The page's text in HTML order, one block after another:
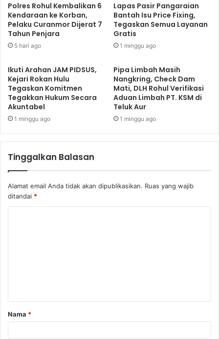
Polres Rohul Kembalikan 6
Kendaraan ke Korban,
Pelaku Curanmor Dijerat 7
Tahun Penjara
5 hari ago
Lapas Pasir Pangaraian
Bantah Isu Price Fixing,
Tegaskan Semua Layanan
Gratis
1 minggu ago
Ikuti Arahan JAM PIDSUS,
Kejari Rokan Hulu
Tegaskan Komitmen
Tegakkan Hukum Secara
Akuntabel
1 minggu ago
Pipa Limbah Masih
Nangkring, Check Dam
Mati, DLH Rohul Verifikasi
Aduan Limbah PT. KSM di
Teluk Aur
1 minggu ago
Tinggalkan Balasan
Alamat email Anda tidak akan dipublikasikan. Ruas yang wajib
ditandai *
Nama *